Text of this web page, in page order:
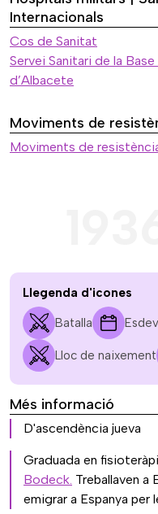
Internacionals
Cos de Sanitat
Servei Sanitari de la
d’Albacete
Moviments de
Moviments de
Llegenda d'icones
Batalla
Lloc de naixement
Més informació
D'ascendència jueva
Graduada en
Bodeck. Treballaven a
emigrar a Espanya per